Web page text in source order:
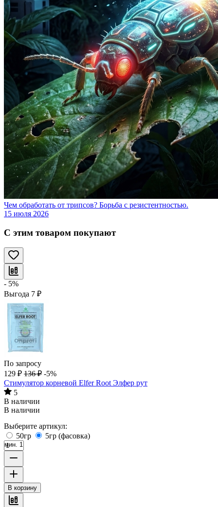
Чем обработать от трипсов? Борьба с резистентностью.
15 июля 2026
С этим товаром покупают
- 5%
Выгода 7 ₽
По запросу
129 ₽ 136 ₽ -5%
Стимулятор корневой Elfer Root Элфер рут
5
В наличии
В наличии
Выберите артикул:
50гр
5гр (фасовка)
мин. 1
В корзину